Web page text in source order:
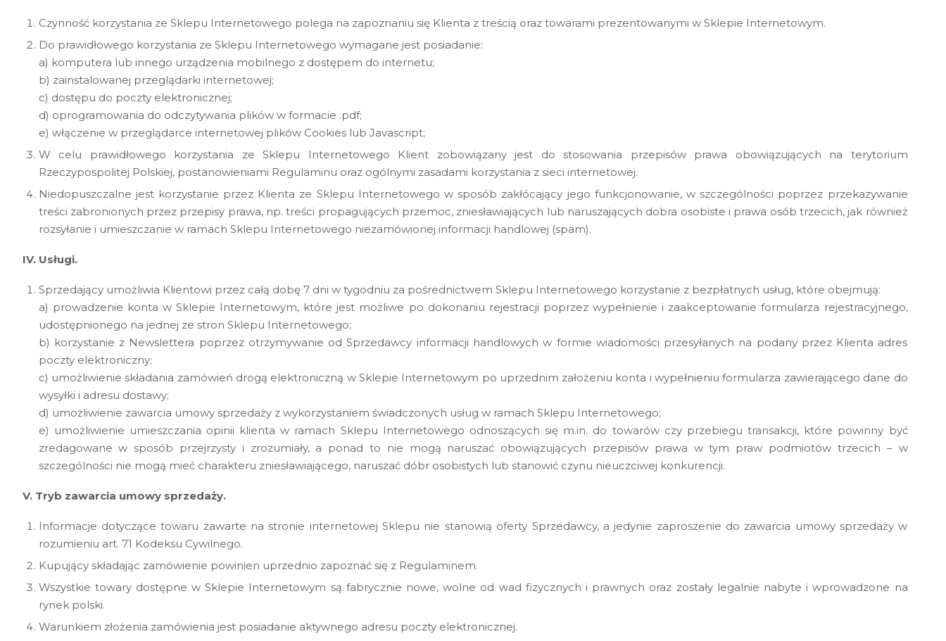
Czynność korzystania ze Sklepu Internetowego polega na zapoznaniu się Klienta z treścią oraz towarami prezentowanymi w Sklepie Internetowym.
Do prawidłowego korzystania ze Sklepu Internetowego wymagane jest posiadanie:
a) komputera lub innego urządzenia mobilnego z dostępem do internetu;
b) zainstalowanej przeglądarki internetowej;
c) dostępu do poczty elektronicznej;
d) oprogramowania do odczytywania plików w formacie .pdf;
e) włączenie w przeglądarce internetowej plików Cookies lub Javascript;
W celu prawidłowego korzystania ze Sklepu Internetowego Klient zobowiązany jest do stosowania przepisów prawa obowiązujących na terytorium
Rzeczypospolitej Polskiej, postanowieniami Regulaminu oraz ogólnymi zasadami korzystania z sieci internetowej.
Niedopuszczalne jest korzystanie przez Klienta ze Sklepu Internetowego w sposób zakłócający jego funkcjonowanie, w szczególności poprzez przekazywanie
treści zabronionych przez przepisy prawa, np. treści propagujących przemoc, zniesławiających lub naruszających dobra osobiste i prawa osób trzecich, jak również
rozsyłanie i umieszczanie w ramach Sklepu Internetowego niezamówionej informacji handlowej (spam).
IV. Usługi.
Sprzedający umożliwia Klientowi przez całą dobę 7 dni w tygodniu za pośrednictwem Sklepu Internetowego korzystanie z bezpłatnych usług, które obejmują:
a) prowadzenie konta w Sklepie Internetowym, które jest możliwe po dokonaniu rejestracji poprzez wypełnienie i zaakceptowanie formularza rejestracyjnego,
udostępnionego na jednej ze stron Sklepu Internetowego;
b) korzystanie z Newslettera poprzez otrzymywanie od Sprzedawcy informacji handlowych w formie wiadomości przesyłanych na podany przez Klienta adres
poczty elektroniczny;
c) umożliwienie składania zamówień drogą elektroniczną w Sklepie Internetowym po uprzednim założeniu konta i wypełnieniu formularza zawierającego dane do
wysyłki i adresu dostawy;
d) umożliwienie zawarcia umowy sprzedaży z wykorzystaniem świadczonych usług w ramach Sklepu Internetowego;
e) umożliwienie umieszczania opinii klienta w ramach Sklepu Internetowego odnoszących się m.in. do towarów czy przebiegu transakcji, które powinny być
zredagowane w sposób przejrzysty i zrozumiały, a ponad to nie mogą naruszać obowiązujących przepisów prawa w tym praw podmiotów trzecich – w
szczególności nie mogą mieć charakteru zniesławiającego, naruszać dóbr osobistych lub stanowić czynu nieuczciwej konkurencji.
V. Tryb zawarcia umowy sprzedaży.
Informacje dotyczące towaru zawarte na stronie internetowej Sklepu nie stanowią oferty Sprzedawcy, a jedynie zaproszenie do zawarcia umowy sprzedaży w
rozumieniu art. 71 Kodeksu Cywilnego.
Kupujący składając zamówienie powinien uprzednio zapoznać się z Regulaminem.
Wszystkie towary dostępne w Sklepie Internetowym są fabrycznie nowe, wolne od wad fizycznych i prawnych oraz zostały legalnie nabyte i wprowadzone na
rynek polski.
Warunkiem złożenia zamówienia jest posiadanie aktywnego adresu poczty elektronicznej.